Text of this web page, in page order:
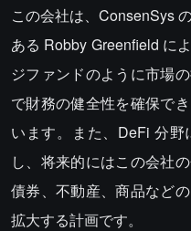
この会社は、ConsenSys
ある Robby Greenfield に
ジファンドのように市場
で財務の健全性を確保で
います。また、DeFi 分
し、将来的にはこの会社
債券、不動産、商品など
拡大する計画です。